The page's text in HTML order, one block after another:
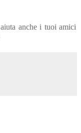
anche i tuoi amici